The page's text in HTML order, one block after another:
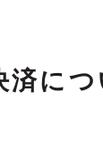
済につ